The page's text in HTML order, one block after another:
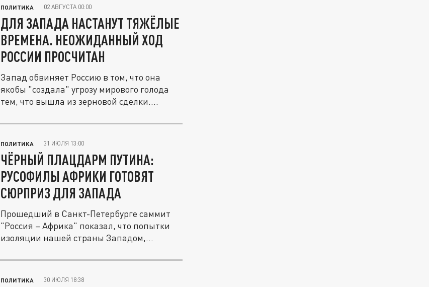
ПОЛИТИКА 02 АВГУСТА 00:00
ДЛЯ ЗАПАДА НАСТАНУТ ТЯЖЁЛЫЕ
ВРЕМЕНА. НЕОЖИДАННЫЙ ХОД
РОССИИ ПРОСЧИТАН
Запад обвиняет Россию в том, что она
якобы "создала" угрозу мирового голода
тем, что вышла из зерновой сделки....
ПОЛИТИКА 31 ИЮЛЯ 13:00
ЧЁРНЫЙ ПЛАЦДАРМ ПУТИНА:
РУСОФИЛЫ АФРИКИ ГОТОВЯТ
СЮРПРИЗ ДЛЯ ЗАПАДА
Прошедший в Санкт-Петербурге саммит
"Россия – Африка" показал, что попытки
изоляции нашей страны Западом,...
ПОЛИТИКА 30 ИЮЛЯ 18:38